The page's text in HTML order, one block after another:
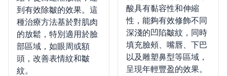
到有效除皺的效果。這
種治療方法基於對肌肉
的放鬆，特別適用於臉
部區域，如眼周或額
頭，改善表情紋和皺
紋。
酸具有黏容性和伸縮
性，能夠有效修飾不同
深淺的凹陷皺紋，同時
填充臉頰、嘴唇、下巴
以及雕塑鼻型等區域，
呈現年輕豐盈的效果。